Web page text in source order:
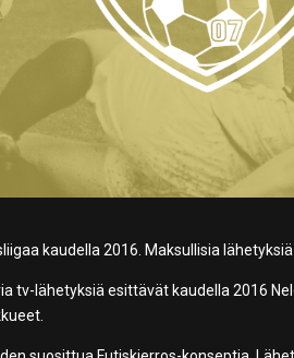
kaudella 2016. Maksullisia
tv-lähetyksiä esittävät kaudella 2016